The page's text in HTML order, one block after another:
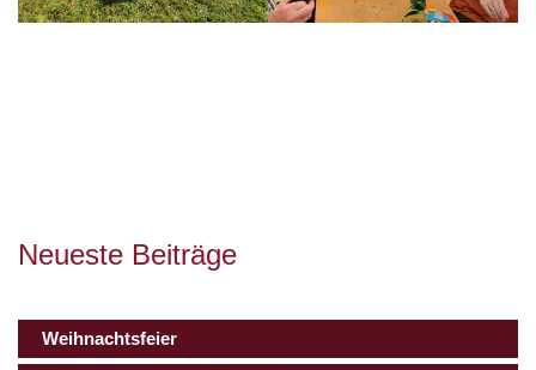
Neueste Beiträge
Weihnachtsfeier